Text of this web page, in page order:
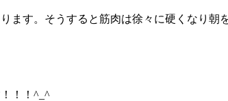
ます。そうすると筋肉は徐々に硬くなり朝
！！ ^_^